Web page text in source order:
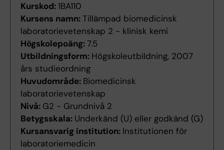
Kurskod:1BA110
Kursens namn:Tillämpad biomedicinsk
laboratorievetenskap 2 - klinisk kemi
Högskolepoäng:7.5
Utbildningsform: Högskoleutbildning, 2007
års studieordning
Huvudområde: Biomedicinsk
laboratorievetenskap
Nivå: G2 - Grundnivå 2
Betygsskala: Underkänd (U) eller godkänd (G)
Kursansvarig institution: Institutionen för
laboratoriemedicin